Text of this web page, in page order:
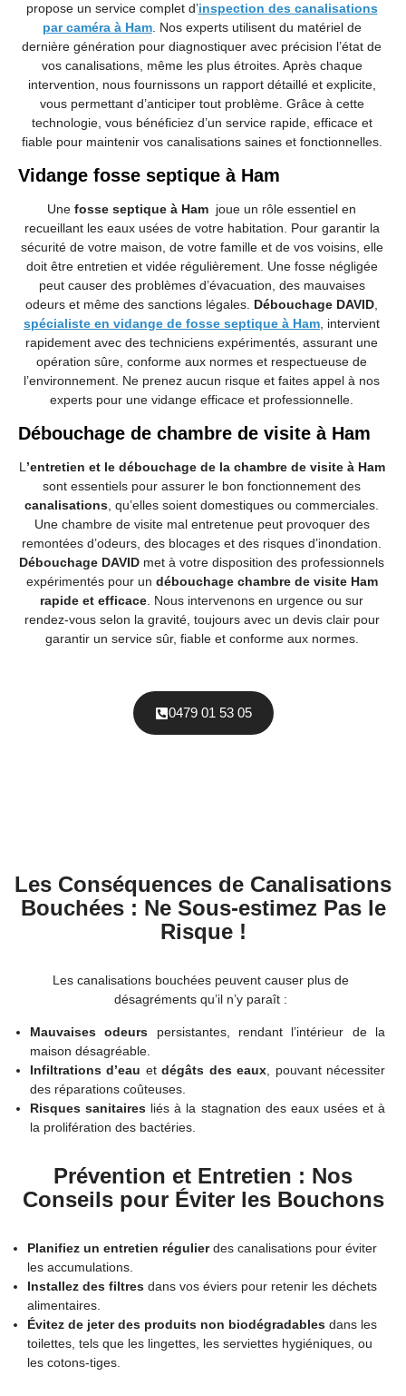
propose un service complet d’inspection des canalisations
par caméra à Ham. Nos experts utilisent du matériel de
dernière génération pour diagnostiquer avec précision l’état de
vos canalisations, même les plus étroites. Après chaque
intervention, nous fournissons un rapport détaillé et explicite,
vous permettant d’anticiper tout problème. Grâce à cette
technologie, vous bénéficiez d’un service rapide, efficace et
fiable pour maintenir vos canalisations saines et fonctionnelles.
Vidange fosse septique à Ham
Une fosse septique à Ham joue un rôle essentiel en
recueillant les eaux usées de votre habitation. Pour garantir la
sécurité de votre maison, de votre famille et de vos voisins, elle
doit être entretien et vidée régulièrement. Une fosse négligée
peut causer des problèmes d’évacuation, des mauvaises
odeurs et même des sanctions légales. Débouchage DAVID
spécialiste en vidange de fosse septique à Ham , intervient
rapidement avec des techniciens expérimentés, assurant une
opération sûre, conforme aux normes et respectueuse de
l’environnement. Ne prenez aucun risque et faites appel à nos
experts pour une vidange efficace et professionnelle.
Débouchage de chambre de visite à Ham
L ’entretien et le débouchage de la chambre de visite à Ham
sont essentiels pour assurer le bon fonctionnement des
canalisations , qu’elles soient domestiques ou commerciales.
Une chambre de visite mal entretenue peut provoquer des
remontées d’odeurs, des blocages et des risques d’inondation.
Débouchage DAVID met à votre disposition des professionnels
expérimentés pour un débouchage chambre de visite Ham
rapide et efficace . Nous intervenons en urgence ou sur
rendez-vous selon la gravité, toujours avec un devis clair pour
garantir un service sûr, fiable et conforme aux normes.
0479 01 53 05
Les Conséquences de Canalisations
Bouchées : Ne Sous-estimez Pas le
Risque !
Les canalisations bouchées peuvent causer plus de
désagréments qu’il n’y paraît :
Mauvaises odeurs persistantes, rendant l’intérieur de la
maison désagréable.
Infiltrations d’eau etdégâts des eaux , pouvant nécessiter
des réparations coûteuses.
Risques sanitaires liés à la stagnation des eaux usées et à
la prolifération des bactéries.
Prévention et Entretien : Nos
Conseils pour Éviter les Bouchons
Planifiez un entretien régulierdes canalisations pour éviter
les accumulations.
Installez des filtres dans vos éviers pour retenir les déchets
alimentaires.
Évitez de jeter des produits non biodégradables dans les
toilettes, tels que les lingettes, les serviettes hygiéniques, ou
les cotons-tiges.